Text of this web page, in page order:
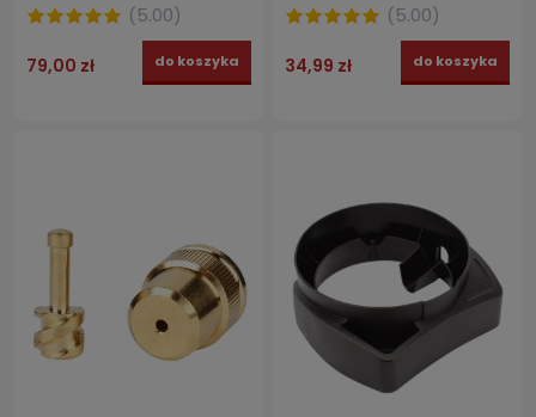
(5.00)
79,00 zł do koszyka
(5.00)
34,99 zł do koszyka